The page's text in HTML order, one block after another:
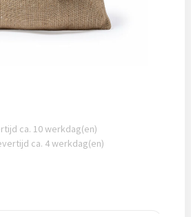
ca. 10 werkdag(en)
ca. 4 werkdag(en)